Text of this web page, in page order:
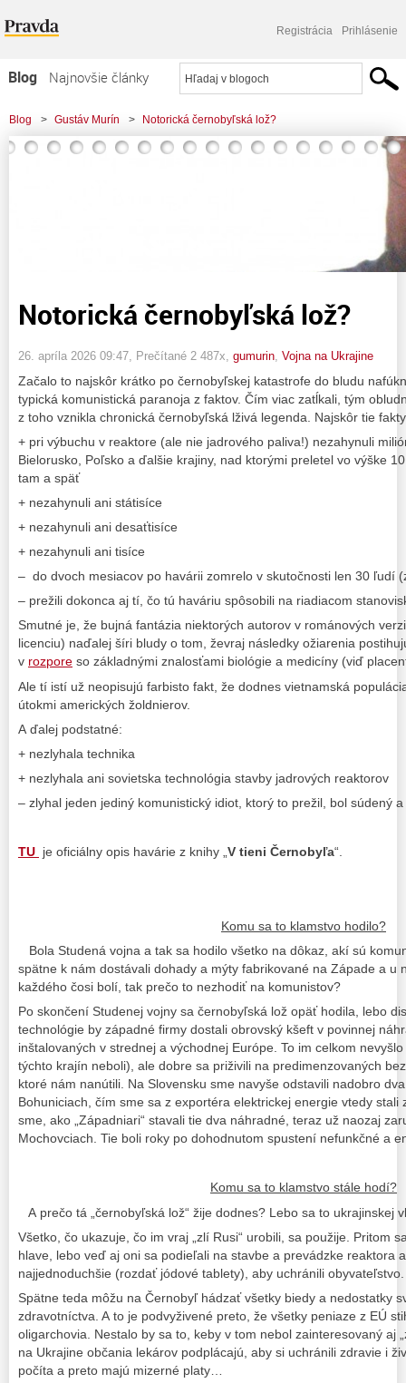
Registrácia Prihlásenie
Blog
Najnovšie články
Najčítanejšie články
Najkomentovanejšie články
Blog > Gustáv Murín > Notorická černobyľská lož?
Notorická černobyľská lož?
26. apríla 2026 09:47 , Prečítané 2 487x, gumurin Vojna na Ukrajine
Začalo to najskôr krátko po černobyľskej katastrofe do bludu
typická komunistická paranoja z faktov. Čím viac zatĺkali, tým
z toho vznikla chronická černobyľská lživá legenda. Najskôr tie
+ pri výbuchu v reaktore (ale nie jadrového paliva!) nezahynuli
Bielorusko, Poľsko a ďalšie krajiny, nad ktorými preletel vo výške
tam a späť
+ nezahynuli ani státisíce
+ nezahynuli ani desaťtisíce
+ nezahynuli ani tisíce
– do dvoch mesiacov po havárii zomrelo v skutočnosti len 30 ľudí
– prežili dokonca aj tí, čo tú haváriu spôsobili na riadiacom
Smutné je, že bujná fantázia niektorých autorov v románových
licenciu) naďalej šíri bludy o tom, ževraj následky ožiarenia
v rozpore so základnými znalosťami biológie a medicíny (viď
Ale tí istí už neopisujú farbisto fakt, že dodnes vietnamská
útokmi amerických žoldnierov.
A ďalej podstatné:
+ nezlyhala technika
+ nezlyhala ani sovietska technológia stavby jadrových reaktorov
– zlyhal jeden jediný komunistický idiot, ktorý to prežil, bol súdený
TU je oficiálny opis havárie z knihy „V tieni Černobyľa“.
Komu sa to klamstvo hodilo?
Bola Studená vojna a tak sa hodilo všetko na dôkaz, akí sú
spätne k nám dostávali dohady a mýty fabrikované na Západe a u
každého čosi bolí, tak prečo to nezhodiť na komunistov?
Po skončení Studenej vojny sa černobyľská lož opäť hodila, lebo
technológie by západné firmy dostali obrovský kšeft v povinnej
inštalovaných v strednej a východnej Európe. To im celkom
týchto krajín neboli), ale dobre sa priživili na predimenzovaných
ktoré nám nanútili. Na Slovensku sme navyše odstavili nadobro
Bohuniciach, čím sme sa z exportéra elektrickej energie vtedy stali
sme, ako „Západniari“ stavali tie dva náhradné, teraz už naozaj
Mochovciach. Tie boli roky po dohodnutom spustení nefunkčné a
Komu sa to klamstvo stále hodí?
A prečo tá „černobyľská lož“ žije dodnes? Lebo sa to ukrajinskej
Všetko, čo ukazuje, čo im vraj „zlí Rusi“ urobili, sa použije. Pritom
hlave, lebo veď aj oni sa podieľali na stavbe a prevádzke reaktora
najjednoduchšie (rozdať jódové tablety), aby uchránili obyvateľstvo.
Spätne teda môžu na Černobyľ hádzať všetky biedy a nedostatky
zdravotníctva. A to je podvyživené preto, že všetky peniaze z EÚ
oligarchovia. Nestalo by sa to, keby v tom nebol zainteresovaný aj
na Ukrajine občania lekárov podplácajú, aby si uchránili zdravie i
počíta a preto majú mizerné platy…